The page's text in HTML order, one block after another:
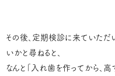
その後、定期検診に来ていただ
いかと尋ねると、
なんと「入れ歯を作ってから、